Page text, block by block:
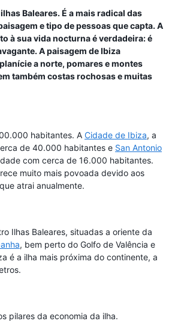
Baleares. É a mais radical das
e tipo de pessoas que capta. A
à sua vida nocturna é verdadeira: é
A paisagem de Ibiza
a norte, pomares e montes
também costas rochosas e muitas
habitantes. A Cidade de Ibiza, a
de 40.000 habitantes e San Antonio
com cerca de 16.000 habitantes.
muito mais povoada devido aos
atrai anualmente.
Ilhas Baleares, situadas a oriente da
, bem perto do Golfo de Valência e
é a ilha mais próxima do continente, a
pilares da economia da ilha.